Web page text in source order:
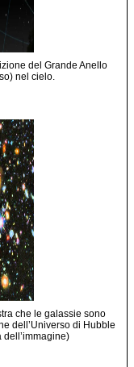
del Grande Anello
nel cielo.
che le galassie sono
dell’Universo di Hubble
dell’immagine)